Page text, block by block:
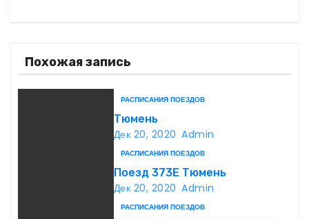
и
Похожая запись
РАСПИСАНИЯ ПОЕЗДОВ
Тюмень
Дек 20, 2020 Admin
РАСПИСАНИЯ ПОЕЗДОВ
Поезд 373Е Тюмень
Дек 20, 2020 Admin
РАСПИСАНИЯ ПОЕЗДОВ